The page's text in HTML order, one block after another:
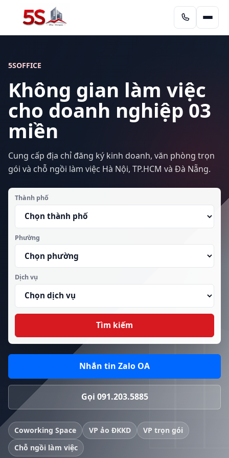
5SOFFICE
Không gian làm việc
cho doanh nghiệp 03
miền
Cung cấp địa chỉ đăng ký kinh doanh, văn phòng trọn
gói và chỗ ngồi làm việc Hà Nội, TP.HCM và Đà Nẵng.
Thành phố
Phường
Dịch vụ
Tìm kiếm
Nhắn tin Zalo OA
Gọi 091.203.5885
Coworking Space VP ảo ĐKKD
VP trọn gói
Chỗ ngồi làm việc